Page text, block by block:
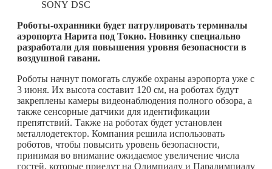
SONY DSC
Роботы-охранники будет патрулировать терминалы
аэропорта Нарита под Токио. Новинку специально
разработали для повышения уровня безопасности в
воздушной гавани.
Роботы начнут помогать службе охраны аэропорта уже с
3 июня. Их высота составит 120 см, на роботах будут
закреплены камеры видеонаблюдения полного обзора, а
также сенсорные датчики для идентификации
препятствий. Также на роботах будет установлен
металлодетектор. Компания решила использовать
роботов, чтобы повысить уровень безопасности,
принимая во внимание ожидаемое увеличение числа
гостей, которые приедут на Олимпиаду и Паралимпиаду